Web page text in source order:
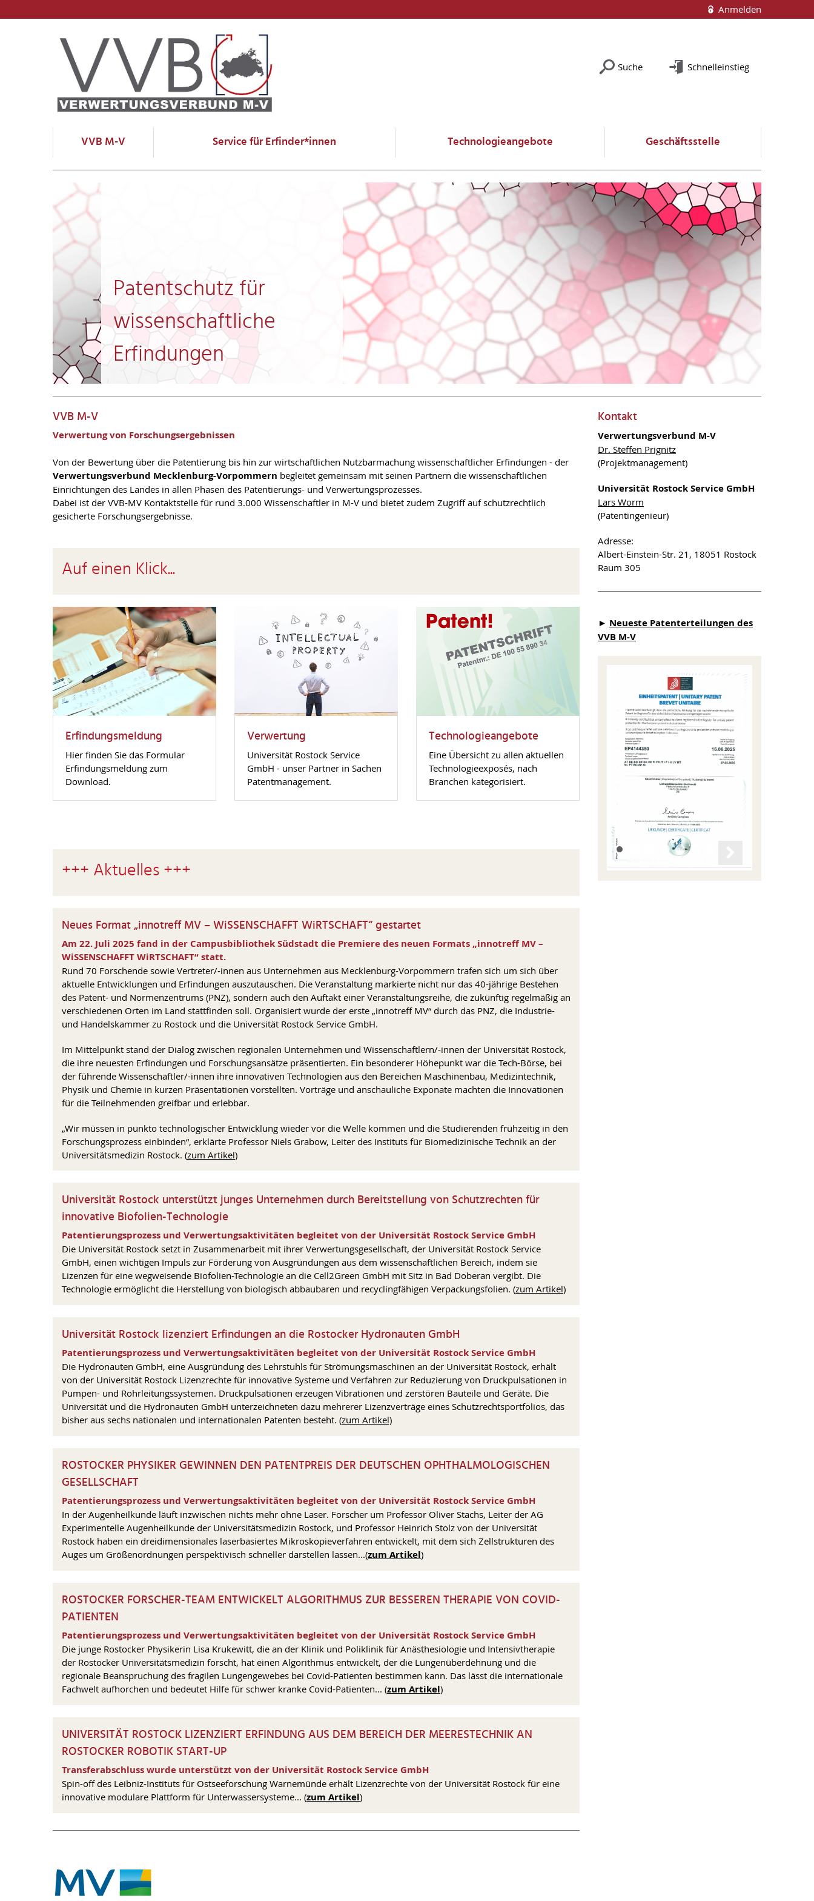
Anmelden
Suche Schnelleinstieg
VVB M-V Service für Erfinder*innen Technologieangebote Geschäftsstelle
Patentschutz für
wissenschaftliche
Erfindungen
VVB M-V
Verwertung von Forschungsergebnissen
Von der Bewertung über die Patentierung bis hin zur wirtschaftlichen Nutzbarmachung wissenschaftlicher Erfindungen - der
Verwertungsverbund Mecklenburg-Vorpommern begleitet gemeinsam mit seinen Partnern die wissenschaftlichen
Einrichtungen des Landes in allen Phasen des Patentierungs- und Verwertungsprozesses.
Dabei ist der VVB-MV Kontaktstelle für rund 3.000 Wissenschaftler in M-V und bietet zudem Zugriff auf schutzrechtlich
gesicherte Forschungsergebnisse.
Auf einen Klick...
Erfindungsmeldung
Hier finden Sie das Formular
Erfindungsmeldung zum
Download.
Verwertung
Universität Rostock Service
GmbH - unser Partner in Sachen
Patentmanagement.
Technologieangebote
Eine Übersicht zu allen aktuellen
Technologieexposés, nach
Branchen kategorisiert.
+++ Aktuelles +++
Neues Format „innotreff MV – WiSSENSCHAFFT WiRTSCHAFT“ gestartet
Am 22. Juli 2025 fand in der Campusbibliothek Südstadt die Premiere des neuen Formats „innotreff MV –
WiSSENSCHAFFT WiRTSCHAFT“ statt.
Rund 70 Forschende sowie Vertreter/-innen aus Unternehmen aus Mecklenburg-Vorpommern trafen sich um sich über
aktuelle Entwicklungen und Erfindungen auszutauschen. Die Veranstaltung markierte nicht nur das 40-jährige Bestehen
des Patent- und Normenzentrums (PNZ), sondern auch den Auftakt einer Veranstaltungsreihe, die zukünftig regelmäßig an
verschiedenen Orten im Land stattfinden soll. Organisiert wurde der erste „innotreff MV“ durch das PNZ, die Industrie-
und Handelskammer zu Rostock und die Universität Rostock Service GmbH.
Im Mittelpunkt stand der Dialog zwischen regionalen Unternehmen und Wissenschaftlern/-innen der Universität Rostock,
die ihre neuesten Erfindungen und Forschungsansätze präsentierten. Ein besonderer Höhepunkt war die Tech-Börse, bei
der führende Wissenschaftler/-innen ihre innovativen Technologien aus den Bereichen Maschinenbau, Medizintechnik,
Physik und Chemie in kurzen Präsentationen vorstellten. Vorträge und anschauliche Exponate machten die Innovationen
für die Teilnehmenden greifbar und erlebbar.
„Wir müssen in punkto technologischer Entwicklung wieder vor die Welle kommen und die Studierenden frühzeitig in den
Forschungsprozess einbinden“, erklärte Professor Niels Grabow, Leiter des Instituts für Biomedizinische Technik an der
Universitätsmedizin Rostock. (zum Artikel)
Universität Rostock unterstützt junges Unternehmen durch Bereitstellung von Schutzrechten für
innovative Biofolien-Technologie
Patentierungsprozess und Verwertungsaktivitäten begleitet von der Universität Rostock Service GmbH
Die Universität Rostock setzt in Zusammenarbeit mit ihrer Verwertungsgesellschaft, der Universität Rostock Service
GmbH, einen wichtigen Impuls zur Förderung von Ausgründungen aus dem wissenschaftlichen Bereich, indem sie
Lizenzen für eine wegweisende Biofolien-Technologie an die Cell2Green GmbH mit Sitz in Bad Doberan vergibt. Die
Technologie ermöglicht die Herstellung von biologisch abbaubaren und recyclingfähigen Verpackungsfolien. (zum Artikel)
Universität Rostock lizenziert Erfindungen an die Rostocker Hydronauten GmbH
Patentierungsprozess und Verwertungsaktivitäten begleitet von der Universität Rostock Service GmbH
Die Hydronauten GmbH, eine Ausgründung des Lehrstuhls für Strömungsmaschinen an der Universität Rostock, erhält
von der Universität Rostock Lizenzrechte für innovative Systeme und Verfahren zur Reduzierung von Druckpulsationen in
Pumpen- und Rohrleitungssystemen. Druckpulsationen erzeugen Vibrationen und zerstören Bauteile und Geräte. Die
Universität und die Hydronauten GmbH unterzeichneten dazu mehrerer Lizenzverträge eines Schutzrechtsportfolios, das
bisher aus sechs nationalen und internationalen Patenten besteht. (zum Artikel)
ROSTOCKER PHYSIKER GEWINNEN DEN PATENTPREIS DER DEUTSCHEN OPHTHALMOLOGISCHEN
GESELLSCHAFT
Patentierungsprozess und Verwertungsaktivitäten begleitet von der Universität Rostock Service GmbH
In der Augenheilkunde läuft inzwischen nichts mehr ohne Laser. Forscher um Professor Oliver Stachs, Leiter der AG
Experimentelle Augenheilkunde der Universitätsmedizin Rostock, und Professor Heinrich Stolz von der Universität
Rostock haben ein dreidimensionales laserbasiertes Mikroskopieverfahren entwickelt, mit dem sich Zellstrukturen des
Auges um Größenordnungen perspektivisch schneller darstellen lassen...(zum Artikel)
ROSTOCKER FORSCHER-TEAM ENTWICKELT ALGORITHMUS ZUR BESSEREN THERAPIE VON COVID-
PATIENTEN
Patentierungsprozess und Verwertungsaktivitäten begleitet von der Universität Rostock Service GmbH
Die junge Rostocker Physikerin Lisa Krukewitt, die an der Klinik und Poliklinik für Anästhesiologie und Intensivtherapie
der Rostocker Universitätsmedizin forscht, hat einen Algorithmus entwickelt, der die Lungenüberdehnung und die
regionale Beanspruchung des fragilen Lungengewebes bei Covid-Patienten bestimmen kann. Das lässt die internationale
Fachwelt aufhorchen und bedeutet Hilfe für schwer kranke Covid-Patienten... (zum Artikel)
UNIVERSITÄT ROSTOCK LIZENZIERT ERFINDUNG AUS DEM BEREICH DER MEERESTECHNIK AN
ROSTOCKER ROBOTIK START-UP
Transferabschluss wurde unterstützt von der Universität Rostock Service GmbH
Spin-off des Leibniz-Instituts für Ostseeforschung Warnemünde erhält Lizenzrechte von der Universität Rostock für eine
innovative modulare Plattform für Unterwassersysteme... (zum Artikel)
Kontakt
Verwertungsverbund M-V
Dr. Steffen Prignitz
(Projektmanagement)
Universität Rostock Service GmbH
Lars Worm
(Patentingenieur)
Adresse:
Albert-Einstein-Str. 21, 18051 Rostock
Raum 305
► Neueste Patenterteilungen des
VVB M-V